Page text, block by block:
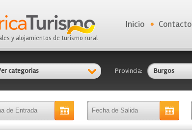
y alojamientos de turismo rural
Inicio Contacto
categorias Provincia: Burgos